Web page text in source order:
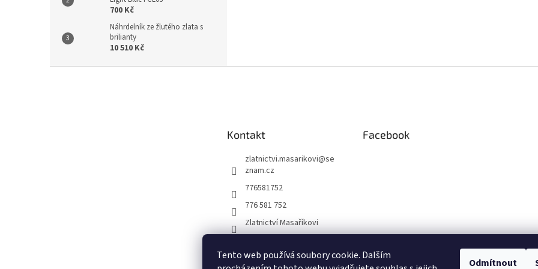
Tento web používá soubory cookie. Dalším
Odmítnout
700 Kč
Náhrdelník ze žlutého zlata s
brilianty
10 510 Kč
Kontakt
zlatnictvi.masarikovi@se
znam.cz
776581752
776 581 752
Zlatnictví Masaříkovi
Facebook
Formuláře